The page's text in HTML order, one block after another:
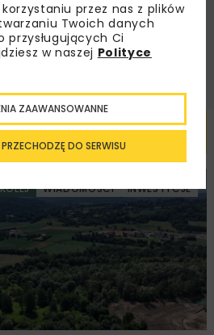
ZAPISZ MNIE
KOLEJ WIADOMOŚCI INWESTYCJE
przez nas z plików
Twoich danych
Ci
w naszej Polityce
DO SERWISU
ZAAWANSOWANNE